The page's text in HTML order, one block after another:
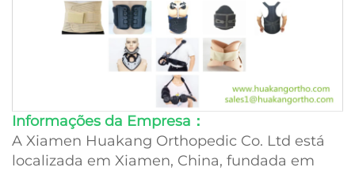
Informações da Empresa：
A Xiamen Huakang Orthopedic Co. Ltd está
localizada em Xiamen, China, fundada em